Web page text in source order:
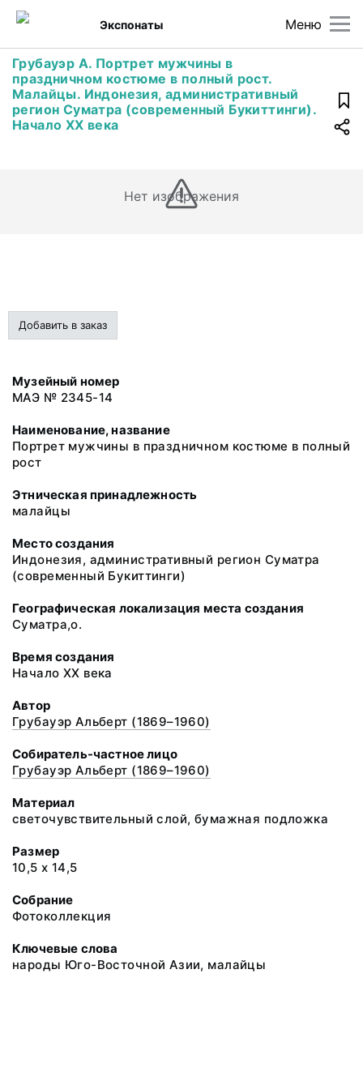
Меню
Экспонаты
Грубауэр А. Портрет мужчины в
праздничном костюме в полный рост.
Малайцы. Индонезия, административный
регион Суматра (современный Букиттинги).
Начало XX века
Нет изображения
Добавить в заказ
Музейный номер
МАЭ № 2345-14
Наименование, название
Портрет мужчины в праздничном костюме в полный
рост
Этническая принадлежность
малайцы
Место создания
Индонезия, административный регион Суматра
(современный Букиттинги)
Географическая локализация места создания
Суматра,о.
Время создания
Начало XX века
Автор
Грубауэр Альберт (1869–1960)
Собиратель-частное лицо
Грубауэр Альберт (1869–1960)
Материал
светочувствительный слой, бумажная подложка
Размер
10,5 x 14,5
Собрание
Фотоколлекция
Ключевые слова
народы Юго-Восточной Азии, малайцы